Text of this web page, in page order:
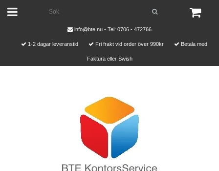
info@bte.nu - Tel: 0706 - 472766
1-2 dagar leveranstid Fri frakt vid order över 990kr Betala med
Faktura eller Swish